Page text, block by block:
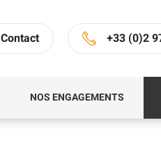
Contact +33 (0)2
NOS ENGAGEMENTS